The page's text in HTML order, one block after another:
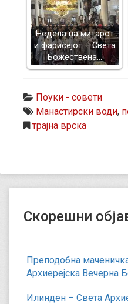
Недела на митарот
и фарисејот – Светa
Божествена…
Поуки - совети
Манастирски води,
трајна врска
Скорешни
Преподобна
Архиерејска Вечерна
Илинден – Света